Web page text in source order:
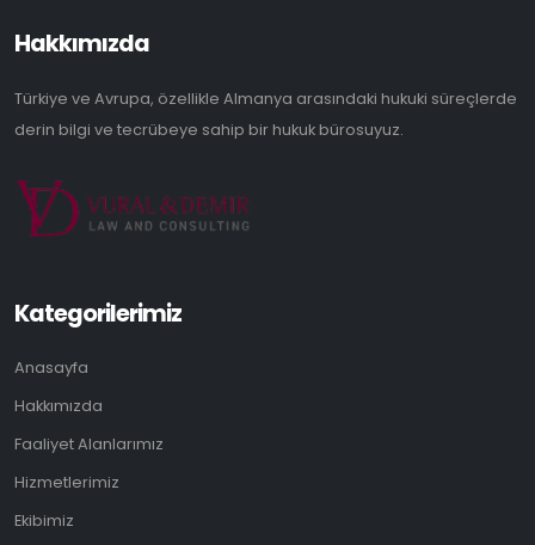
Hakkımızda
Türkiye ve Avrupa, özellikle Almanya arasındaki hukuki süreçlerde
derin bilgi ve tecrübeye sahip bir hukuk bürosuyuz.
Kategorilerimiz
Anasayfa
Hakkımızda
Faaliyet Alanlarımız
Hizmetlerimiz
Ekibimiz